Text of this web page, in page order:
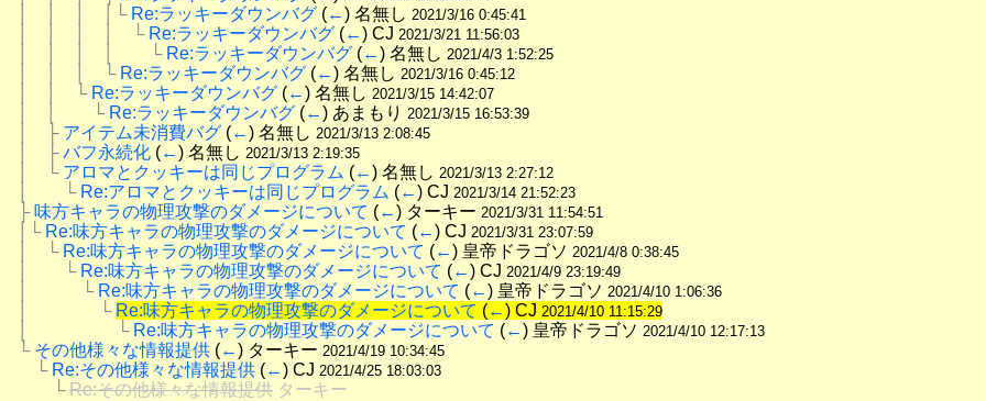
│　│　│　│└ Re:ラッキーダウンバグ (←) 名無し 2021/3/16 0:45:41
│　│　│　│　└ Re:ラッキーダウンバグ (←) CJ 2021/3/21 11:56:03
│　│　│　│　　└ Re:ラッキーダウンバグ (←) 名無し 2021/4/3 1:52:25
│　│　│　└ Re:ラッキーダウンバグ (←) 名無し 2021/3/16 0:45:12
│　│　└ Re:ラッキーダウンバグ (←) 名無し 2021/3/15 14:42:07
│　│　　└ Re:ラッキーダウンバグ (←) あまもり 2021/3/15 16:53:39
│　├ アイテム未消費バグ (←) 名無し 2021/3/13 2:08:45
│　├ バフ永続化 (←) 名無し 2021/3/13 2:19:35
│　└ アロマとクッキーは同じプログラム (←) 名無し 2021/3/13 2:27:12
│　　└ Re:アロマとクッキーは同じプログラム (←) CJ 2021/3/14 21:52:23
├ 味方キャラの物理攻撃のダメージについて (←) ターキー 2021/3/31 11:54:51
│└ Re:味方キャラの物理攻撃のダメージについて (←) CJ 2021/3/31 23:07:59
│　└ Re:味方キャラの物理攻撃のダメージについて (←) 皇帝ドラゴソ 2021/4/8 0:38:45
│　　└ Re:味方キャラの物理攻撃のダメージについて (←) CJ 2021/4/9 23:19:49
│　　　└ Re:味方キャラの物理攻撃のダメージについて (←) 皇帝ドラゴソ 2021/4/10 1:06:36
│　　　　└ Re:味方キャラの物理攻撃のダメージについて (←) CJ 2021/4/10 11:15:29
│　　　　　└ Re:味方キャラの物理攻撃のダメージについて (←) 皇帝ドラゴソ 2021/4/10 12:17:13
└ その他様々な情報提供 (←) ターキー 2021/4/19 10:34:45
└ Re:その他様々な情報提供 (←) CJ 2021/4/25 18:03:03
└ Re:その他様々な情報提供 ターキー